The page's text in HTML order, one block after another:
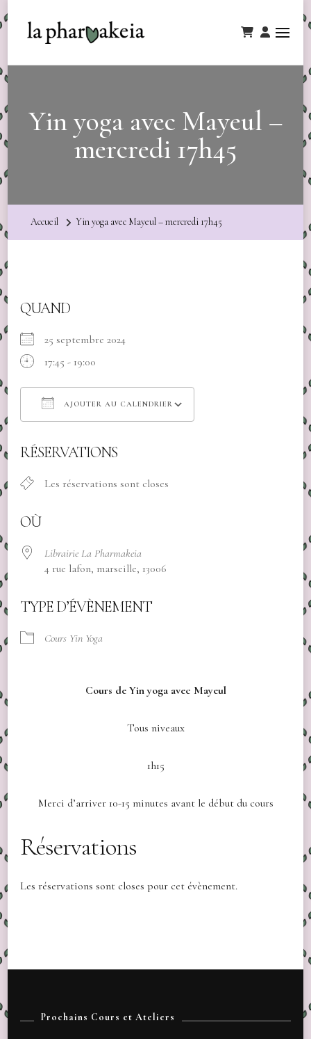
Yin yoga avec Mayeul –
mercredi 17h45
Accueil Yin yoga avec Mayeul – mercredi 17h45
QUAND
25 septembre 2024
17:45 - 19:00
AJOUTER AU CALENDRIER
RÉSERVATIONS
Les réservations sont closes
OÙ
Librairie La Pharmakeia
4 rue lafon, marseille, 13006
TYPE D’ÉVÈNEMENT
Cours Yin Yoga
Cours de Yin yoga avec Mayeul
Tous niveaux
1h15
Merci d’arriver 10-15 minutes avant le début du cours
Réservations
Les réservations sont closes pour cet évènement.
Prochains Cours et Ateliers